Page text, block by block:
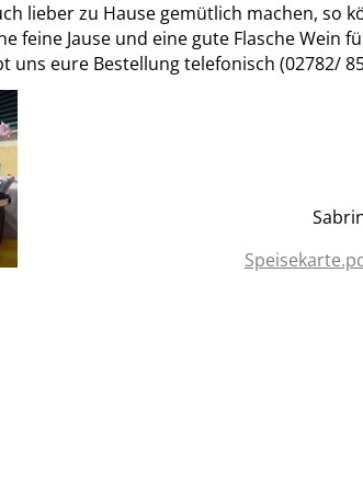
lieber zu Hause gemütlich machen, so
feine Jause und eine gute Flasche Wein
uns eure Bestellung telefonisch (02782/